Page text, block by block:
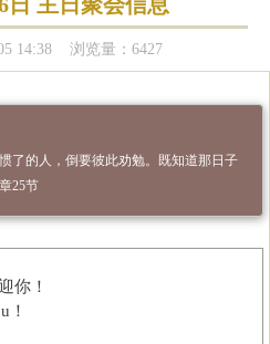
14:38 浏览量：6427
了的人，倒要彼此劝勉。既知道那日子
25节
你！
！